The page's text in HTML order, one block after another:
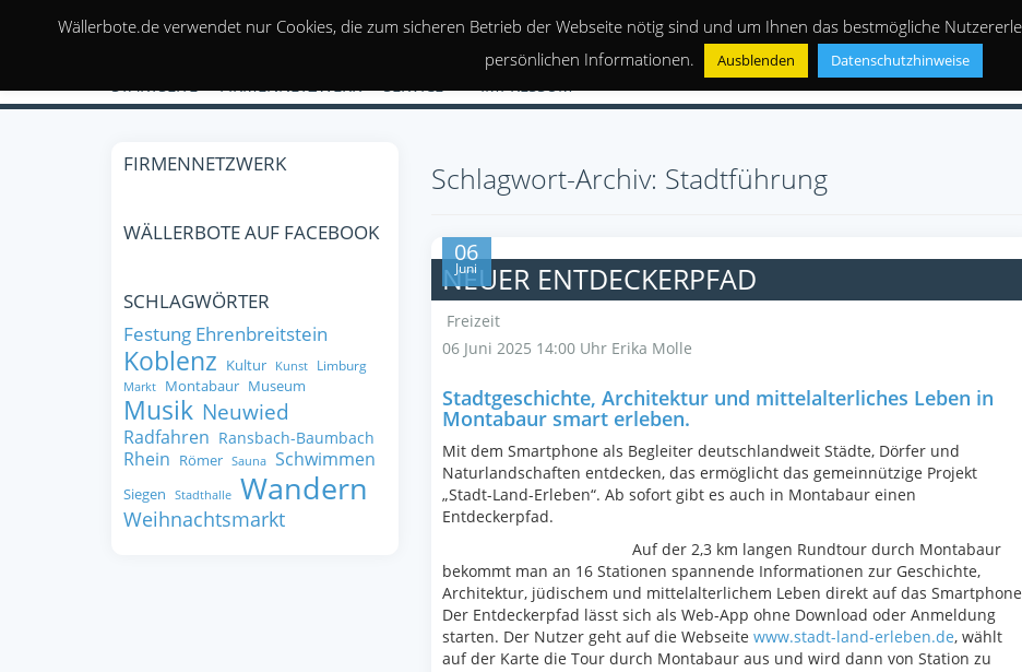
STARTSEITE FIRMENNETZWERK SERVICE IMPRESSUM
Schlagwort-Archiv: Stadtführung
06
Juni
NEUER ENTDECKERPFAD
Freizeit
06 Juni 2025 14:00 Uhr Erika Molle
Stadtgeschichte, Architektur und mittelalterliches Leben in
Montabaur smart erleben.
Mit dem Smartphone als Begleiter deutschlandweit Städte, Dörfer und
Naturlandschaften entdecken, das ermöglicht das gemeinnützige Projekt
„Stadt-Land-Erleben“. Ab sofort gibt es auch in Montabaur einen
Entdeckerpfad.
Auf der 2,3 km langen Rundtour durch Montabaur
bekommt man an 16 Stationen spannende Informationen zur Geschichte,
Architektur, jüdischem und mittelalterlichem Leben direkt auf das
Der Entdeckerpfad lässt sich als Web-App ohne Download oder Anmeldung
starten. Der Nutzer geht auf die Webseite www.stadt-land-erleben.de, wählt
auf der Karte die Tour durch Montabaur aus und wird dann von Station zu
FIRMENNETZWERK
WÄLLERBOTE AUF FACEBOOK
SCHLAGWÖRTER
Festung Ehrenbreitstein
Koblenz Kultur Kunst Limburg
Markt Montabaur Museum
Musik Neuwied
Radfahren Ransbach-Baumbach
Rhein Römer Sauna Schwimmen
Siegen Stadthalle Wandern
Weihnachtsmarkt
Wällerbote.de verwendet nur Cookies, die zum sicheren Betrieb der Webseite nötig sind und um Ihnen das bestmögliche
persönlichen Informationen.
Ausblenden Datenschutzhinweise